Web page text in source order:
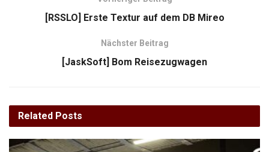
[RSSLO] Erste Textur auf dem DB Mireo
Nächster Beitrag
[JaskSoft] Bom Reisezugwagen
Related Posts